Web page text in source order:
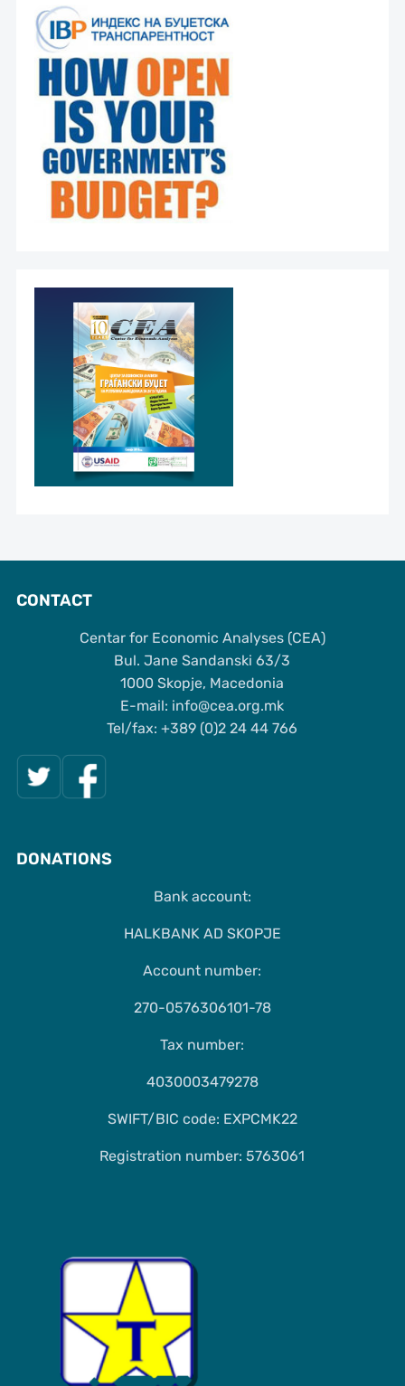
CONTACT
Centar for Economic Analyses (CEA)
Bul. Jane Sandanski 63/3
1000 Skopje, Macedonia
Е-mail: info@cea.org.mk
Tel/fax: +389 (0)2 24 44 766
DONATIONS
Bank account:
HALKBANK AD SKOPJE
Account number:
270-0576306101-78
Tax number:
4030003479278
SWIFT/BIC code: EXPCMK22
Registration number: 5763061